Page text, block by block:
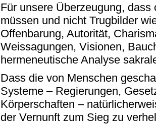
Für unsere Überzeugung,
müssen und nicht Trugbilder
Offenbarung, Autorität,
Weissagungen, Visionen,
hermeneutische Analyse
Dass die von Menschen
Systeme – Regierungen,
Körperschaften –
der Vernunft zum Sieg zu